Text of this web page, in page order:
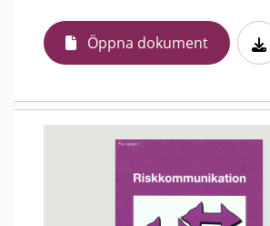
Öppna dokument